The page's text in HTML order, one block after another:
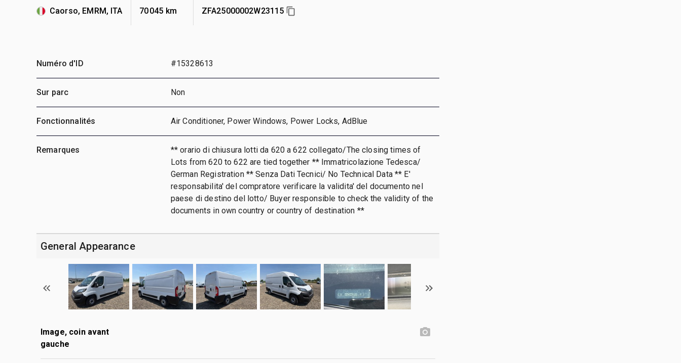
Caorso, EMRM, ITA 70 045 km ZFA25000002W23115
Numéro d'ID #15328613
Sur parc Non
Fonctionnalités Air Conditioner, Power Windows, Power Locks, AdBlue
Remarques
** orario di chiusura lotti da 620 a 622 collegato/The closing times of
Lots from 620 to 622 are tied together ** Immatricolazione Tedesca/
German Registration ** Senza Dati Tecnici/ No Technical Data ** E'
responsabilita' del compratore verificare la validita' del documento nel
paese di destino del lotto/ Buyer responsible to check the validity of the
documents in own country or country of destination **
General Appearance
Image, coin avant
gauche